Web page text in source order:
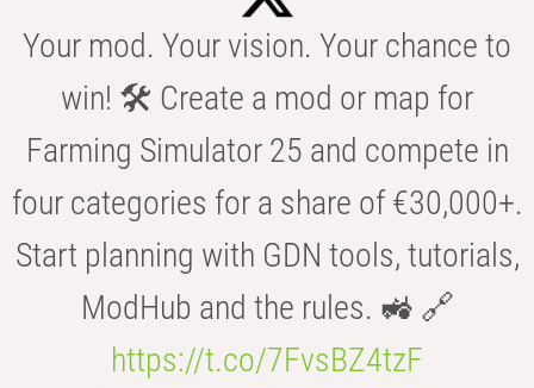
Your mod. Your vision. Your chance to
win! 🛠️ Create a mod or map for
Farming Simulator 25 and compete in
four categories for a share of €30,000+.
Start planning with GDN tools, tutorials,
ModHub and the rules. 🚜 🔗
https://t.co/7FvsBZ4tzF